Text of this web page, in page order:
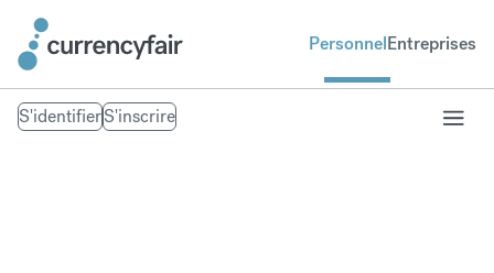
PersonnelEntreprises
S'identifierS'inscrire